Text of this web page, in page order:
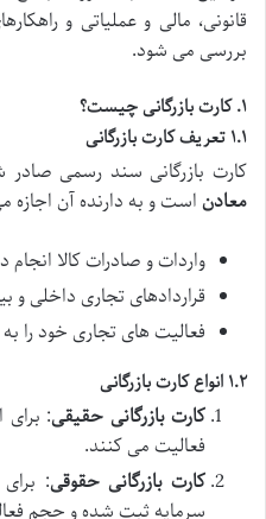
قانونی، مالی و عملیاتی و
بررسی می شود.
۱. کارت بازرگانی چیست؟
۱.۱ تعریف کارت بازرگانی
کارت بازرگانی سند رسمی
معادناست و به دارنده آن اجازه
واردات و صادرات کالا انجام
قراردادهای تجاری داخلی و
فعالیت های تجاری خود را
۱.۲ انواع کارت بازرگانی
کارت بازرگانی حقیقی:
فعالیت می کنند.
کارت بازرگانی حقوقی:
سرمایه ثبت شده و حجم